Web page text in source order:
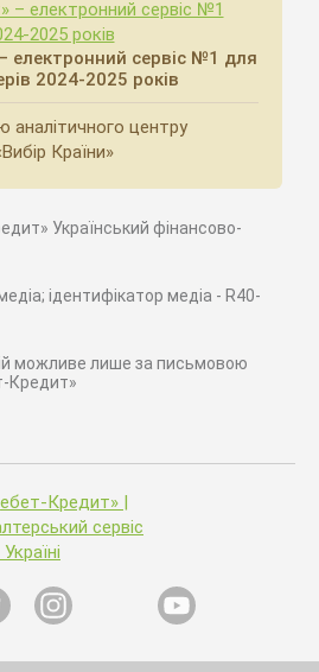
електронний сервіс №1 для
2024-2025 років
аналітичного центру
Країни»
Український фінансово-
ідентифікатор медіа - R40-
можливе лише за письмовою
Кредит»